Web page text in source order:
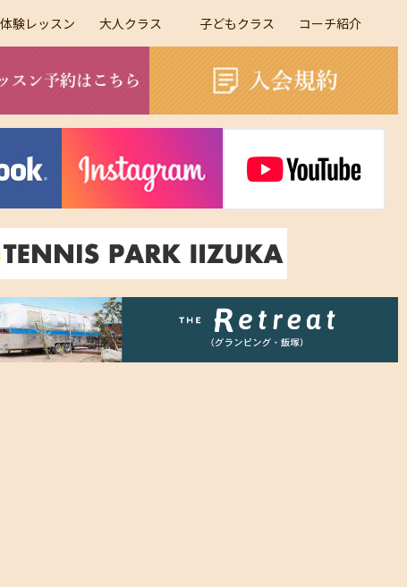
体験レッスン 大人クラス 子どもクラス コーチ紹介